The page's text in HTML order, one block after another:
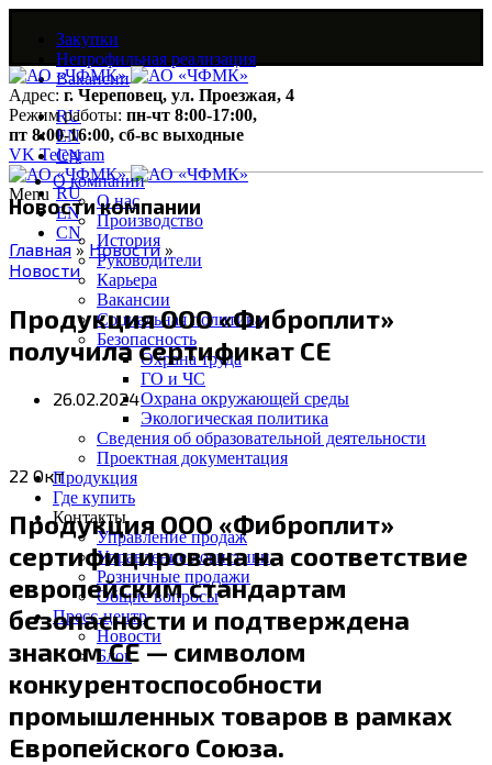
Закупки
Непрофильная реализация
Вакансии
RU
EN
CN
RU
EN
CN
Адрес: г. Череповец, ул. Проезжая, 4
Режим работы: пн-чт 8:00-17:00,
пт 8:00-16:00, сб-вс выходные
VK Telegram
Menu
О компании
О нас
Производство
История
Руководители
Карьера
Вакансии
Социальная политика
Безопасность
Охрана труда
ГО и ЧС
Охрана окружающей среды
Экологическая политика
Сведения об образовательной деятельности
Проектная документация
Продукция
Где купить
Контакты
Управление продаж
Управление логистики
Розничные продажи
Общие вопросы
Пресс-центр
Новости
Блог
Новости компании
Главная » Новости »
Новости
Продукция ООО «Фиброплит»
получила сертификат СЕ
26.02.2024
22 Окт
Продукция ООО «Фиброплит»
сертифицирована на соответствие
европейским стандартам
безопасности и подтверждена
знаком СЕ — символом
конкурентоспособности
промышленных товаров в рамках
Европейского Союза.